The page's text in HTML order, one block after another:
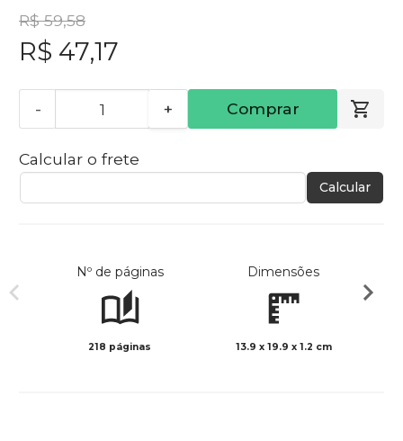
R$ 59,58
R$ 47,17
- + Comprar
Calcular o frete
Calcular
Nº de páginas
218 páginas
Dimensões
13.9 x 19.9 x 1.2 cm